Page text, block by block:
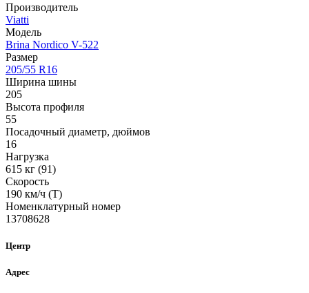
Производитель
Viatti
Модель
Brina Nordico V-522
Размер
205/55 R16
Ширина шины
205
Высота профиля
55
Посадочный диаметр, дюймов
16
Нагрузка
615 кг (91)
Скорость
190 км/ч (T)
Номенклатурный номер
13708628
Центр
Адрес